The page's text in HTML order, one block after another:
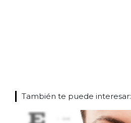
También te puede interesar: